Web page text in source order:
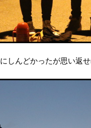
しんどかったが思い返